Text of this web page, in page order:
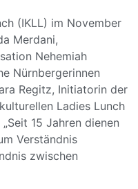
(IKLL) im November
Merdani,
Nehemiah
Nürnbergerinnen
Regitz, Initiatorin der
Ladies Lunch
15 Jahren dienen
Verständnis
zwischen